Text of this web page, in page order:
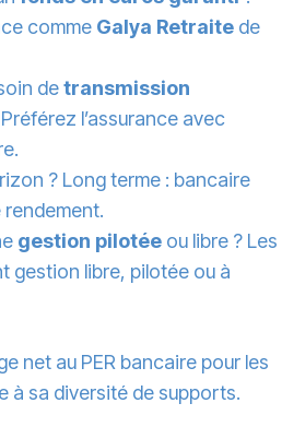
comme Galya Retraite de
detransmission
l’assurance avec
? Long terme : bancaire
rendement.
gestion pilotée ou libre ? Les
gestion libre, pilotée ou à
net au PER bancaire pour les
à sa diversité de supports.